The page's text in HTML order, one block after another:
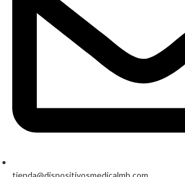
tienda@dispositivosmedicalmb.com